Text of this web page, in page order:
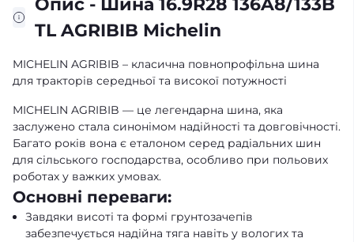
Опис - Шина 16.9R28 136A8/133B
TL AGRIBIB Michelin
MICHELIN AGRIBIB – класична повнопрофільна шина
для тракторів середньої та високої потужності
MICHELIN AGRIBIB — це легендарна шина, яка
заслужено стала синонімом надійності та довговічності.
Багато років вона є еталоном серед радіальних шин
для сільського господарства, особливо при польових
роботах у важких умовах.
Основні переваги:
Завдяки висоті та формі грунтозачепів
забезпечується надійна тяга навіть у вологих та